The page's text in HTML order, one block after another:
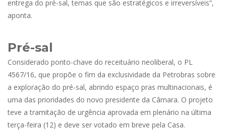
entrega do pré-sal, temas que são estratégicos e irreversíveis”,
aponta.
Pré-sal
Considerado ponto-chave do receituário neoliberal, o PL
4567/16, que propõe o fim da exclusividade da Petrobras sobre
a exploração do pré-sal, abrindo espaço pras multinacionais, é
uma das prioridades do novo presidente da Câmara. O projeto
teve a tramitação de urgência aprovada em plenário na última
terça-feira (12) e deve ser votado em breve pela Casa.